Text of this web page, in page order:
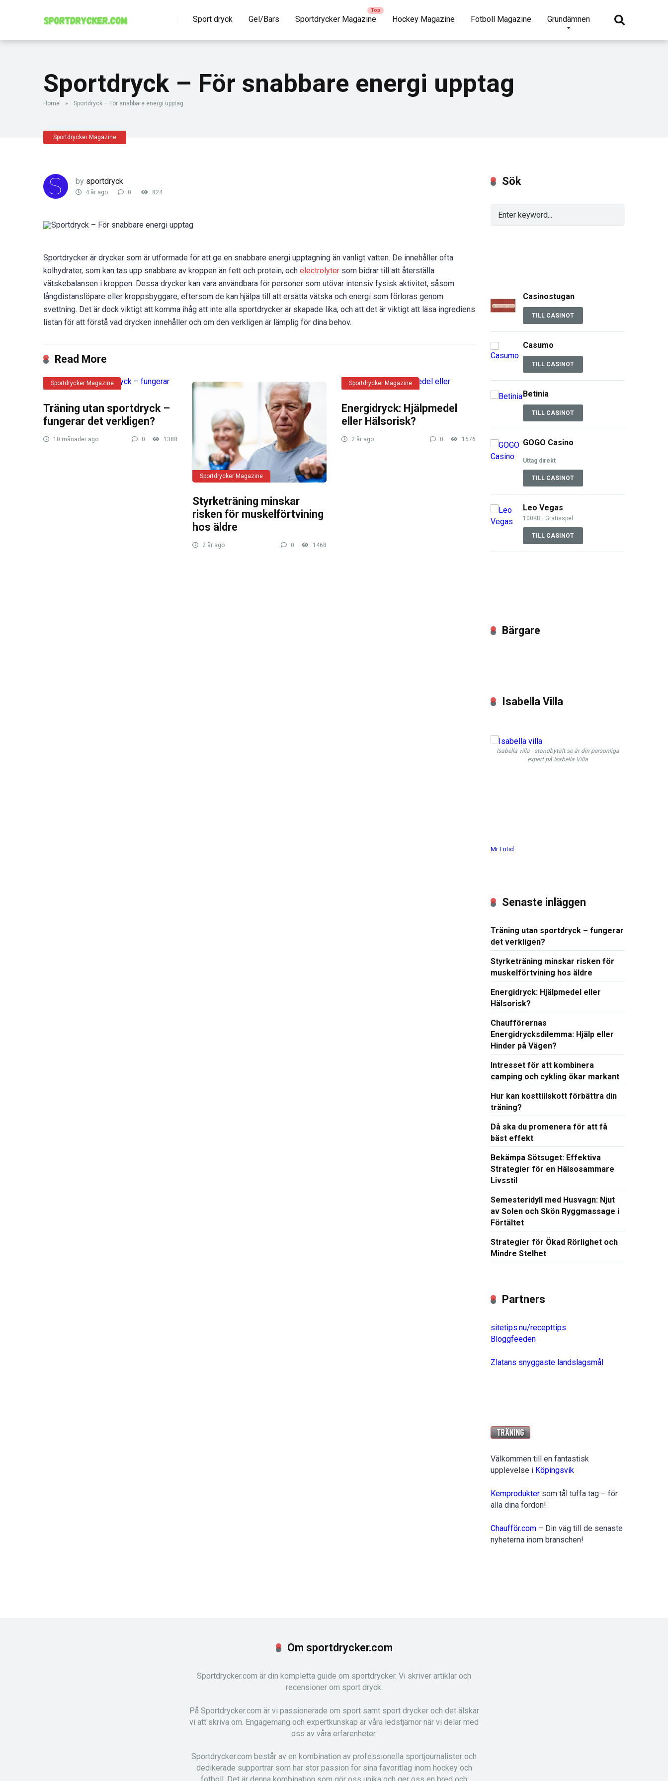
Sport dryck Gel/Bars Sportdrycker Magazine Hockey Magazine Fotboll Magazine Grundämnen
Sportdryck – För snabbare energi upptag
Home » Sportdryck – För snabbare energi upptag
Sportdrycker Magazine
by sportdryck
4 år ago 0 824
Sportdrycker är drycker som är utformade för att ge en snabbare energi upptagning än vanligt vatten. De innehåller ofta
kolhydrater, som kan tas upp snabbare av kroppen än fett och protein, och electrolyter som bidrar till att återställa
vätskebalansen i kroppen. Dessa drycker kan vara användbara för personer som utövar intensiv fysisk aktivitet, såsom
långdistanslöpare eller kroppsbyggare, eftersom de kan hjälpa till att ersätta vätska och energi som förloras genom
svettning. Det är dock viktigt att komma ihåg att inte alla sportdrycker är skapade lika, och att det är viktigt att läsa ingrediens
listan för att förstå vad drycken innehåller och om den verkligen är lämplig för dina behov.
Read More
Sportdrycker Magazine
Träning utan sportdryck –
fungerar det verkligen?
10 månader ago 0 1388
Sportdrycker Magazine
Styrketräning minskar
risken för muskelförtvining
hos äldre
2 år ago 0 1468
Sportdrycker Magazine
Energidryck: Hjälpmedel
eller Hälsorisk?
2 år ago 0 1676
Sök
Casinostugan
TILL CASINOT
Casumo
TILL CASINOT
Betinia
TILL CASINOT
GOGO Casino
Uttag direkt
TILL CASINOT
Leo Vegas
100KR i Gratisspel
TILL CASINOT
Bärgare
Isabella Villa
Isabella villa - standbytalt.se är din personliga
expert på Isabella Villa
Mr Fritid
Senaste inläggen
Träning utan sportdryck – fungerar
det verkligen?
Styrketräning minskar risken för
muskelförtvining hos äldre
Energidryck: Hjälpmedel eller
Hälsorisk?
Chaufförernas
Energidrycksdilemma: Hjälp eller
Hinder på Vägen?
Intresset för att kombinera
camping och cykling ökar markant
Hur kan kosttillskott förbättra din
träning?
Då ska du promenera för att få
bäst effekt
Bekämpa Sötsuget: Effektiva
Strategier för en Hälsosammare
Livsstil
Semesteridyll med Husvagn: Njut
av Solen och Skön Ryggmassage i
Förtältet
Strategier för Ökad Rörlighet och
Mindre Stelhet
Partners
sitetips.nu/recepttips
Bloggfeeden
Zlatans snyggaste landslagsmål
Välkommen till en fantastisk
upplevelse i Köpingsvik
Kemprodukter som tål tuffa tag – för
alla dina fordon!
Chaufför.com – Din väg till de senaste
nyheterna inom branschen!
Om sportdrycker.com
Sportdrycker.com är din kompletta guide om sportdrycker. Vi skriver artiklar och
recensioner om sport dryck.
På Sportdrycker.com är vi passionerade om sport samt sport drycker och det älskar
vi att skriva om. Engagemang och expertkunskap är våra ledstjärnor när vi delar med
oss av våra erfarenheter.
Sportdrycker.com består av en kombination av professionella sportjournalister och
dedikerade supportrar som har stor passion för sina favoritlag inom hockey och